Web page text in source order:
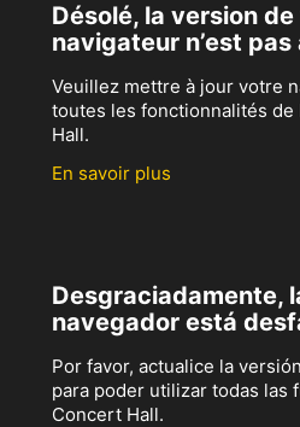
Désolé, la version
navigateur n’est pas
Veuillez mettre à jour votre
toutes les fonctionnalités
Hall.
En savoir plus
Desgraciadamente,
navegador está
Por favor, actualice la
para poder utilizar todas las
Concert Hall.